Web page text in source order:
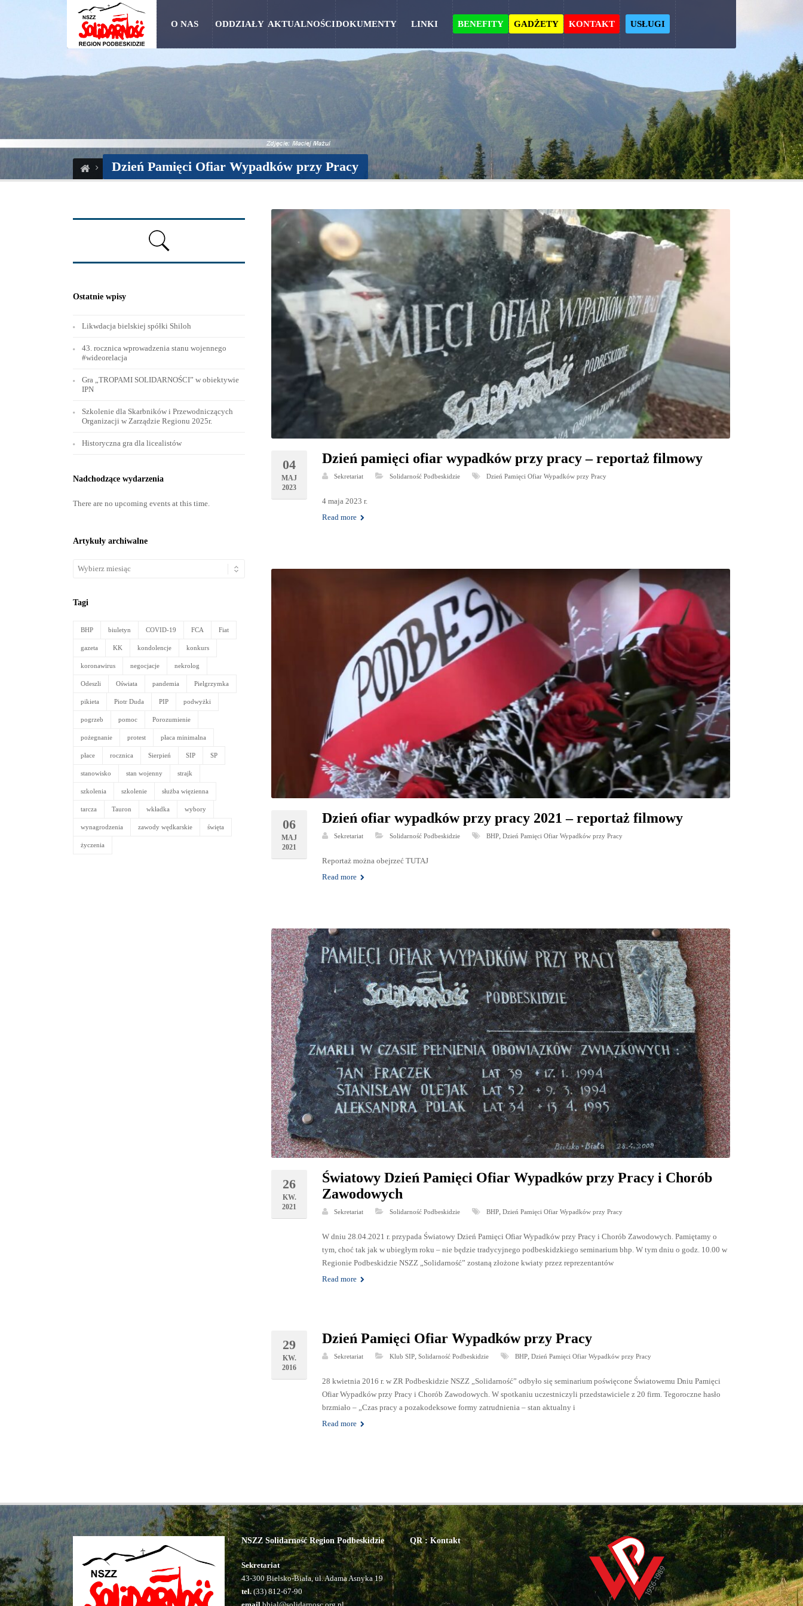
O NAS ODDZIAŁY AKTUALNOŚCIDOKUMENTY LINKI BENEFITY GADŻETY KONTAKT USŁUGI
Dzień Pamięci Ofiar Wypadków przy Pracy
04
MAJ
2023
Dzień pamięci ofiar wypadków przy pracy – reportaż filmowy
Sekretariat Solidarność Podbeskidzie Dzień Pamięci Ofiar Wypadków przy Pracy
4 maja 2023 r.
Read more
06
MAJ
2021
Dzień ofiar wypadków przy pracy 2021 – reportaż filmowy
Sekretariat Solidarność Podbeskidzie BHP ,Dzień Pamięci Ofiar Wypadków przy Pracy
Reportaż można obejrzeć TUTAJ
Read more
26
KW.
2021
Światowy Dzień Pamięci Ofiar Wypadków przy Pracy i Chorób
Zawodowych
Sekretariat Solidarność Podbeskidzie BHP ,Dzień Pamięci Ofiar Wypadków przy Pracy
W dniu 28.04.2021 r. przypada Światowy Dzień Pamięci Ofiar Wypadków przy Pracy i Chorób Zawodowych. Pamiętamy o
tym, choć tak jak w ubiegłym roku – nie będzie tradycyjnego podbeskidzkiego seminarium bhp. W tym dniu o godz. 10.00 w
Regionie Podbeskidzie NSZZ „Solidarność” zostaną złożone kwiaty przez reprezentantów
Read more
29
KW.
2016
Dzień Pamięci Ofiar Wypadków przy Pracy
Sekretariat Klub SIP ,Solidarność Podbeskidzie BHP ,Dzień Pamięci Ofiar Wypadków przy Pracy
28 kwietnia 2016 r. w ZR Podbeskidzie NSZZ „Solidarność” odbyło się seminarium poświęcone Światowemu Dniu Pamięci
Ofiar Wypadków przy Pracy i Chorób Zawodowych. W spotkaniu uczestniczyli przedstawiciele z 20 firm. Tegoroczne hasło
brzmiało – „Czas pracy a pozakodeksowe formy zatrudnienia – stan aktualny i
Read more
Ostatnie wpisy
Likwdacja bielskiej spółki Shiloh
43. rocznica wprowadzenia stanu wojennego
#wideorelacja
Gra „TROPAMI SOLIDARNOŚCI” w obiektywie
IPN
Szkolenie dla Skarbników i Przewodniczących
Organizacji w Zarządzie Regionu 2025r.
Historyczna gra dla licealistów
Nadchodzące wydarzenia
There are no upcoming events at this time.
Artykuły archiwalne
Artykuły
Tagi
BHP biuletyn COVID-19 FCA Fiat
gazeta KK kondolencje konkurs
koronawirus negocjacje nekrolog
Odeszli Oświata pandemia Pielgrzymka
pikieta Piotr Duda PIP podwyżki
pogrzeb pomoc Porozumienie
pożegnanie protest płaca minimalna
płace rocznica Sierpień SIP SP
stanowisko stan wojenny strajk
szkolenia szkolenie służba więzienna
tarcza Tauron wkładka wybory
wynagrodzenia zawody wędkarskie święta
życzenia
NSZZ Solidarność Region Podbeskidzie
Sekretariat
43-300 Bielsko-Biała, ul. Adama Asnyka 19
tel.(33) 812-67-90
QR : Kontakt